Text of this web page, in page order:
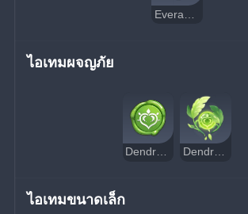
ไอเทมผจญภัย
Dendro Sigil Dendroculus
ไอเทมขนาดเล็ก